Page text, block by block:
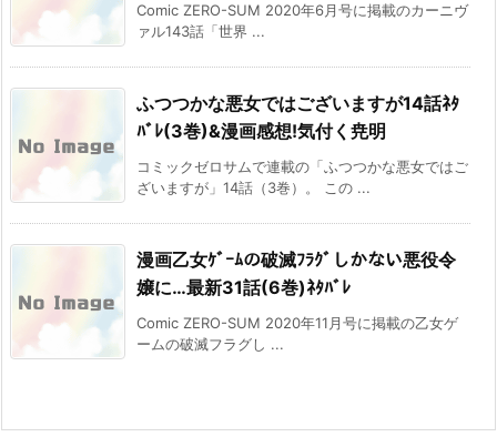
Comic ZERO-SUM 2020年6月号に掲載のカーニヴ
ァル143話「世界 ...
ふつつかな悪女ではございますが14話ﾈﾀ
ﾊﾞﾚ(3巻)&漫画感想!気付く尭明
コミックゼロサムで連載の「ふつつかな悪女ではご
ざいますが」14話（3巻）。 この ...
漫画乙女ｹﾞｰﾑの破滅ﾌﾗｸﾞしかない悪役令
嬢に…最新31話(6巻)ﾈﾀﾊﾞﾚ
Comic ZERO-SUM 2020年11月号に掲載の乙女ゲ
ームの破滅フラグし ...